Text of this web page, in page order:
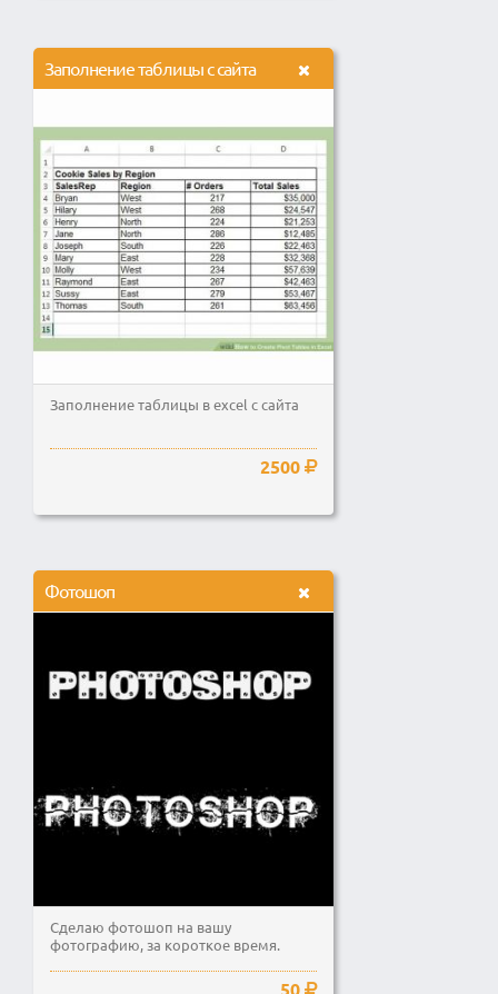
Заполнение таблицы с сайта
Заполнение таблицы в excel с сайта
2500
Фотошоп
Сделаю фотошоп на вашу
фотографию, за короткое время.
50